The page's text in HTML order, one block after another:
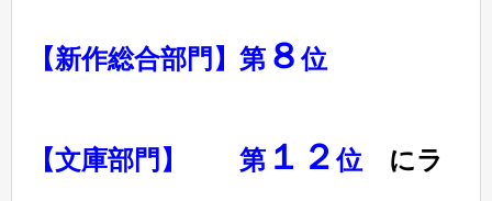
【新作総合部門】第 ８位
【文庫部門】 第 １２位 にラ